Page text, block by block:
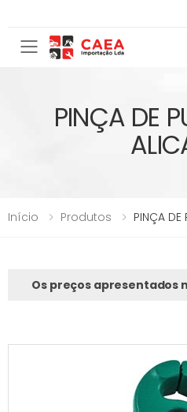
Toggle mobile
PINÇA DE
Início Produtos PINÇA DE
Os preços apresentados